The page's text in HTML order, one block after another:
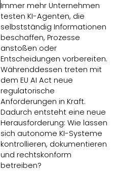
Immer mehr Unternehmen
testen KI-Agenten, die
selbstständig Informationen
beschaffen, Prozesse
anstoßen oder
Entscheidungen vorbereiten.
Währenddessen treten mit
dem EU AI Act neue
regulatorische
Anforderungen in Kraft.
Dadurch entsteht eine neue
Herausforderung: Wie lassen
sich autonome KI-Systeme
kontrollieren, dokumentieren
und rechtskonform
betreiben?